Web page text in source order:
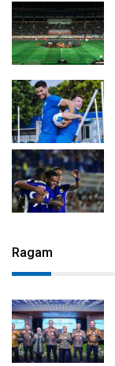
Ragam